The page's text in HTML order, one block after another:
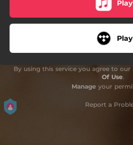
Play
Play
By using this service you agree to our
Of Use.
Manage your
Report a